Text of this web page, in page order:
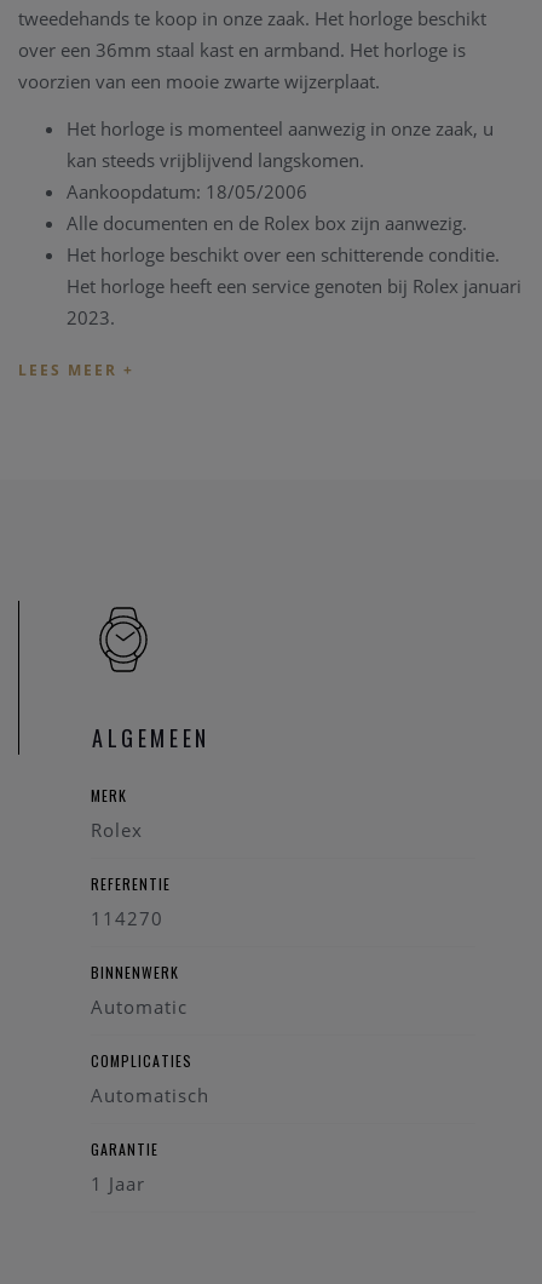
tweedehands te koop in onze zaak. Het horloge beschikt
over een 36mm staal kast en armband. Het horloge is
voorzien van een mooie zwarte wijzerplaat.
Het horloge is momenteel aanwezig in onze zaak, u
kan steeds vrijblijvend langskomen.
Aankoopdatum: 18/05/2006
Alle documenten en de Rolex box zijn aanwezig.
Het horloge beschikt over een schitterende conditie.
Het horloge heeft een service genoten bij Rolex januari
2023.
TIP: U kan het horloge ook bezichtigen in onze zaak,
ALGEMEEN
MERK
Rolex
REFERENTIE
114270
BINNENWERK
Automatic
COMPLICATIES
Automatisch
GARANTIE
1 Jaar